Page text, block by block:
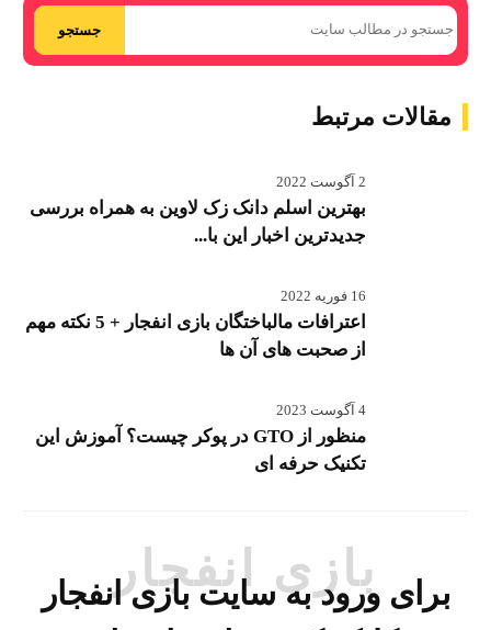
جستجو
مقالات مرتبط
2 آگوست 2022
بهترین اسلم دانک زک لاوین به همراه بررسی
جدیدترین اخبار این با...
16 فوریه 2022
اعترافات مالباختگان بازی انفجار + 5 نکته مهم
از صحبت های آن ها
4 آگوست 2023
منظور از GTO در پوکر چیست؟ آموزش این
تکنیک حرفه ای
بازی انفجار
برای ورود به سایت بازی انفجار